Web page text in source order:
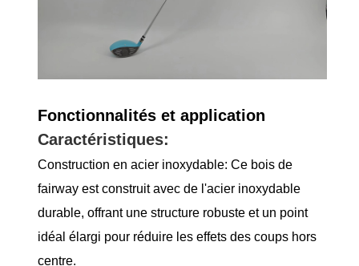
Fonctionnalités et application
Caractéristiques:
Construction en acier inoxydable: Ce bois de
fairway est construit avec de l'acier inoxydable
durable, offrant une structure robuste et un point
idéal élargi pour réduire les effets des coups hors
centre.